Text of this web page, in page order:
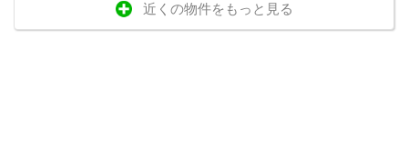
近くの物件をもっと見る